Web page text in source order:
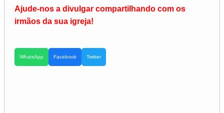
Ajude-nos a divulgar compartilhando com os
irmãos da sua igreja!
WhatsApp Facebook Twitter